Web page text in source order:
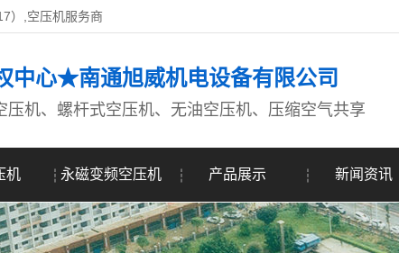
）,空压机服务商
中心★南通旭威机电设备有限公司
压机、螺杆式空压机、无油空压机、压缩空气共享
机 永磁变频空压机 产品展示 新闻资讯